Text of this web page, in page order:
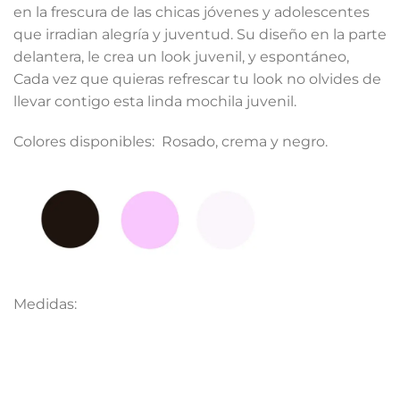
en la frescura de las chicas jóvenes y adolescentes
que irradian alegría y juventud. Su diseño en la parte
delantera, le crea un look juvenil, y espontáneo,
Cada vez que quieras refrescar tu look no olvides de
llevar contigo esta linda mochila juvenil.
Colores disponibles: Rosado, crema y negro.
Medidas: